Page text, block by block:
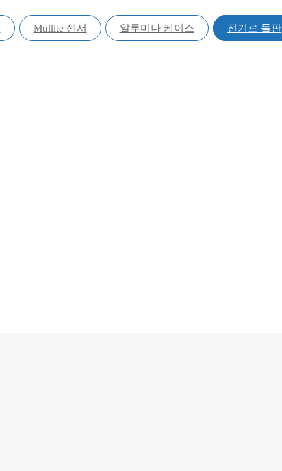
Mullite 센서 알루미나 케이스 전기로 돌판